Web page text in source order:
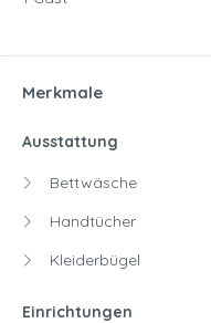
Merkmale
Ausstattung
Bettwäsche
Handtücher
Kleiderbügel
Einrichtungen